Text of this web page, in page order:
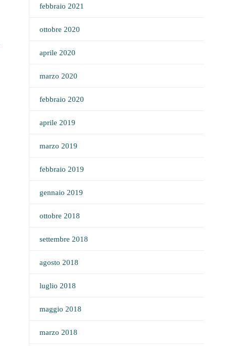
febbraio 2021
ottobre 2020
aprile 2020
marzo 2020
febbraio 2020
aprile 2019
marzo 2019
febbraio 2019
gennaio 2019
ottobre 2018
settembre 2018
agosto 2018
luglio 2018
maggio 2018
marzo 2018